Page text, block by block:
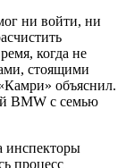
ни войти, ни
когда не
стоящими
объяснил.
BMW с семью
инспекторы
процесс